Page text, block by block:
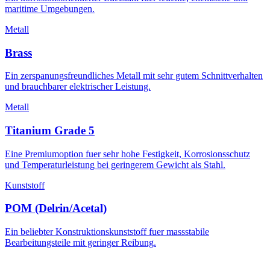
maritime Umgebungen.
Metall
Brass
Ein zerspanungsfreundliches Metall mit sehr gutem Schnittverhalten
und brauchbarer elektrischer Leistung.
Metall
Titanium Grade 5
Eine Premiumoption fuer sehr hohe Festigkeit, Korrosionsschutz
und Temperaturleistung bei geringerem Gewicht als Stahl.
Kunststoff
POM (Delrin/Acetal)
Ein beliebter Konstruktionskunststoff fuer massstabile
Bearbeitungsteile mit geringer Reibung.